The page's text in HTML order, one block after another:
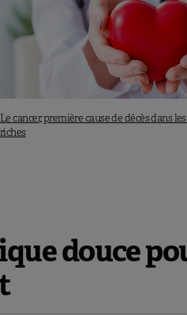
Le cancer, première cause de décès dans
riches
douce